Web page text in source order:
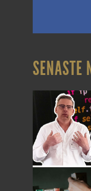
SENASTE